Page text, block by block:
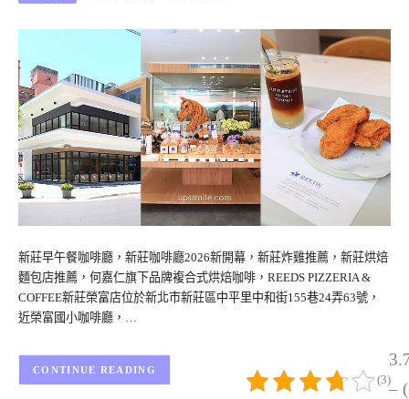
新莊早午餐咖啡廳，新莊咖啡廳2026新開幕，新莊炸雞推薦，新莊烘焙
麵包店推薦，何嘉仁旗下品牌複合式烘焙咖啡，REEDS PIZZERIA &
COFFEE新莊榮富店位於新北市新莊區中平里中和街155巷24弄63號，
近榮富國小咖啡廳，…
–
(3)
CONTINUE READING